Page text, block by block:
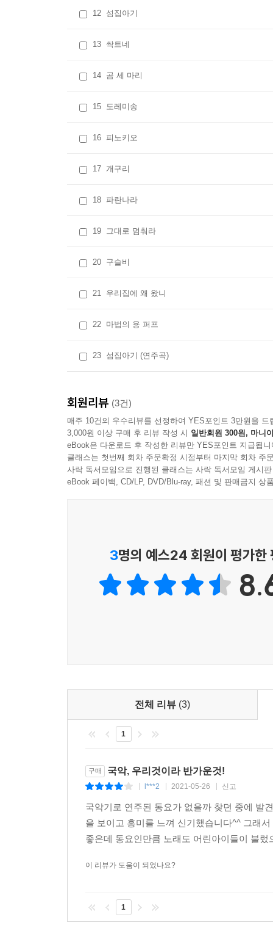
12 섬집아기
13 싹트네
14 곰 세 마리
15 도레미송
16 피노키오
17 개구리
18 파란나라
19 그대로 멈춰라
20 구슬비
21 우리집에 왜 왔니
22 마법의 용 퍼프
23 섬집아기 (연주곡)
회원리뷰 (3건)
매주 10건의 우수리뷰를 선정하여 YES포인트 3만원을 드
3,000원 이상 구매 후 리뷰 작성 시 일반회원 300원, 마니
eBook은 다운로드 후 작성한 리뷰만 YES포인트 지급됩니
클래스는 첫번째 회차 주문확정 시점부터 마지막 회차 주
사락 독서모임으로 진행된 클래스는 사락 독서모임 게시
eBook 페이백, CD/LP, DVD/Blu-ray, 패션 및 판매금지 상
3명의 예스24 회원이 평가한
전체 리뷰 (3)
1
구매 국악, 우리것이라 반가운것!
l***2 2021-05-26 신고
국악기로 연주된 동요가 없을까 찾던 중에 발
을 보이고 흥미를 느껴 신기했습니다^^ 그래
좋은데 동요인만큼 노래도 어린아이들이 불
이 리뷰가 도움이 되었나요?
1